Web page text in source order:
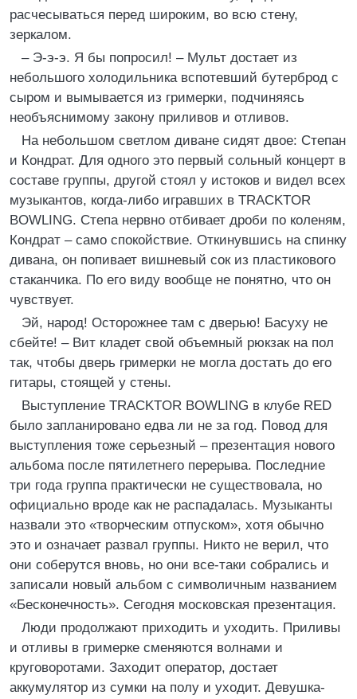
расчесываться перед широким, во всю стену,
зеркалом.
– Э-э-э. Я бы попросил! – Мульт достает из
небольшого холодильника вспотевший бутерброд с
сыром и вымывается из гримерки, подчиняясь
необъяснимому закону приливов и отливов.
На небольшом светлом диване сидят двое: Степан
и Кондрат. Для одного это первый сольный концерт в
составе группы, другой стоял у истоков и видел всех
музыкантов, когда-либо игравших в TRACKTOR
BOWLING. Степа нервно отбивает дроби по коленям,
Кондрат – само спокойствие. Откинувшись на спинку
дивана, он попивает вишневый сок из пластикового
стаканчика. По его виду вообще не понятно, что он
чувствует.
Эй, народ! Осторожнее там с дверью! Басуху не
сбейте! – Вит кладет свой объемный рюкзак на пол
так, чтобы дверь гримерки не могла достать до его
гитары, стоящей у стены.
Выступление TRACKTOR BOWLING в клубе RED
было запланировано едва ли не за год. Повод для
выступления тоже серьезный – презентация нового
альбома после пятилетнего перерыва. Последние
три года группа практически не существовала, но
официально вроде как не распадалась. Музыканты
назвали это «творческим отпуском», хотя обычно
это и означает развал группы. Никто не верил, что
они соберутся вновь, но они все-таки собрались и
записали новый альбом с символичным названием
«Бесконечность». Сегодня московская презентация.
Люди продолжают приходить и уходить. Приливы
и отливы в гримерке сменяются волнами и
круговоротами. Заходит оператор, достает
аккумулятор из сумки на полу и уходит. Девушка-